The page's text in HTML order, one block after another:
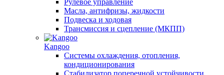
Масла, антифризы, жидкости
Подвеска и ходовая
Трансмиссия и сцепление (МКПП)
Kangoo
Системы охлаждения, отопления,
кондиционирования
Стабилизатор поперечной устойчивости